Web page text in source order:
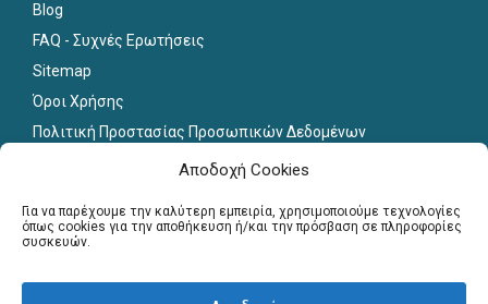
Αποδοχή Cookies
Για να παρέχουμε την καλύτερη εμπειρία, χρησιμοποιούμε τεχνολογίες
όπως cookies για την αποθήκευση ή/και την πρόσβαση σε πληροφορίες
συσκευών.
Blog
FAQ - Συχνές Ερωτήσεις
Sitemap
Όροι Χρήσης
Πολιτική Προστασίας Προσωπικών Δεδομένων
Για εκπαιδευτικούς
Εγγραφή